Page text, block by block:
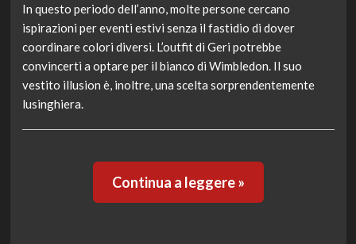
In questo periodo dell’anno, molte persone cercano
ispirazioni per eventi estivi senza il fastidio di dover
coordinare colori diversi. L’outfit di Geri potrebbe
convincerti a optare per il bianco di Wimbledon. Il suo
vestito illusion è, inoltre, una scelta sorprendentemente
lusinghiera.
Continua a leggere »